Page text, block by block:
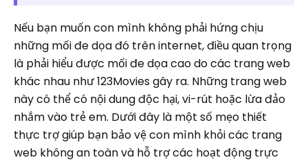
Nếu bạn muốn con mình không phải hứng chịu
những mối đe dọa đó trên internet, điều quan trọng
là phải hiểu được mối đe dọa cao do các trang web
khác nhau như 123Movies gây ra. Những trang web
này có thể có nội dung độc hại, vi-rút hoặc lừa đảo
nhắm vào trẻ em. Dưới đây là một số mẹo thiết
thực trợ giúp bạn bảo vệ con mình khỏi các trang
web không an toàn và hỗ trợ các hoạt động trực